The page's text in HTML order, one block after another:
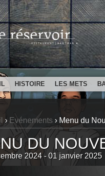
HISTOIRE LES METS
› Evénements › Menu du
DU
2024 - 01 janvier 2025